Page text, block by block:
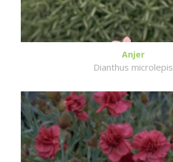
Anjer
Dianthus microlepis